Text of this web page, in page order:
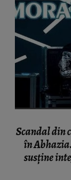
Scandal din
în
susține